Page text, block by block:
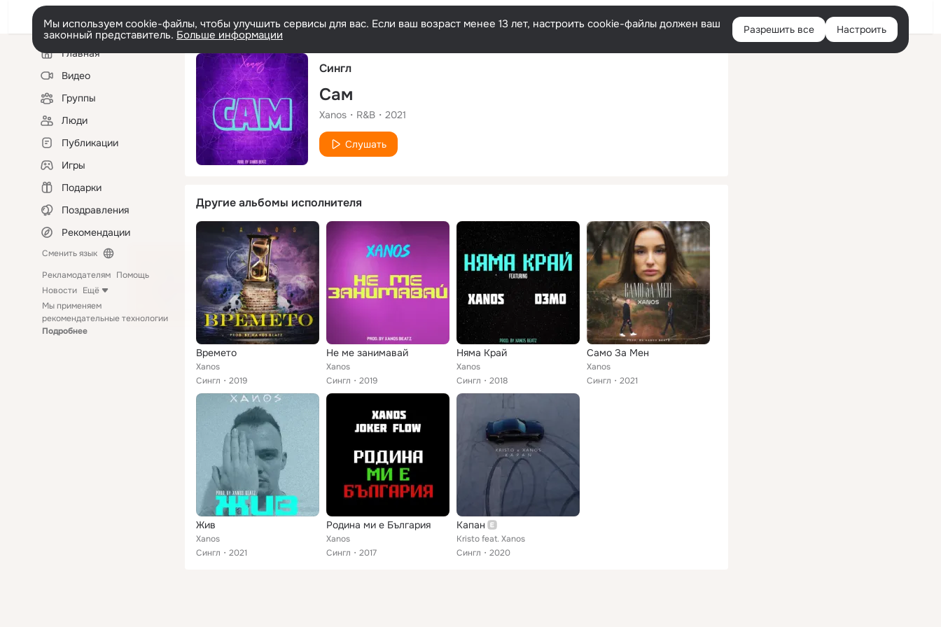
Русский Войти
Мы используем cookie-файлы, чтобы улучшить сервисы для вас. Если ваш возраст менее 13 лет, настроить cookie-файлы должен ваш
законный представитель. Больше информации Разрешить все Настроить
Левая
колонкаГлавная
Видео
Группы
Люди
Публикации
Игры
Подарки
Поздравления
Рекомендации
Сменить язык
Рекламодателям Помощь
Новости Ещё
Мы применяем
рекомендательные технологии
Подробнее
Сингл
Сам
Xanos R&B 2021
Слушать
Другие альбомы исполнителя
Времето
Xanos
Сингл
2019
Не ме занимавай
Xanos
Сингл
2019
Няма Край
Xanos
Сингл
2018
Само За Мен
Xanos
Сингл
2021
Жив
Xanos
Сингл
2021
Родина ми е България
Xanos
Сингл
2017
Капан
Kristo feat. Xanos
Сингл
2020